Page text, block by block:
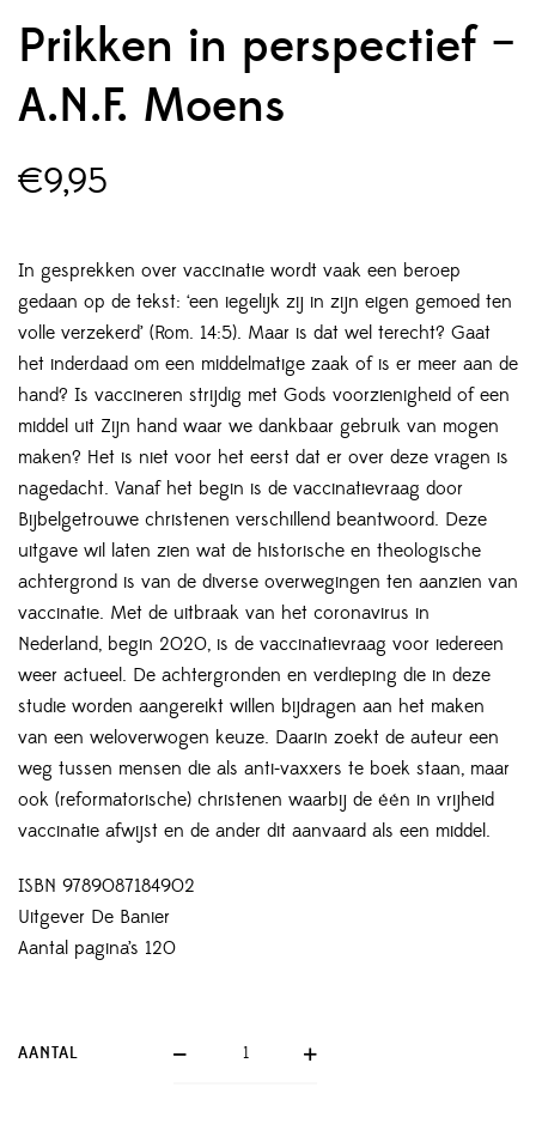
Prikken in perspectief –
A.N.F. Moens
€9,95
In gesprekken over vaccinatie wordt vaak een beroep
gedaan op de tekst: ‘een iegelijk zij in zijn eigen gemoed ten
volle verzekerd’ (Rom. 14:5). Maar is dat wel terecht? Gaat
het inderdaad om een middelmatige zaak of is er meer aan de
hand? Is vaccineren strijdig met Gods voorzienigheid of een
middel uit Zijn hand waar we dankbaar gebruik van mogen
maken? Het is niet voor het eerst dat er over deze vragen is
nagedacht. Vanaf het begin is de vaccinatievraag door
Bijbelgetrouwe christenen verschillend beantwoord. Deze
uitgave wil laten zien wat de historische en theologische
achtergrond is van de diverse overwegingen ten aanzien van
vaccinatie. Met de uitbraak van het coronavirus in
Nederland, begin 2020, is de vaccinatievraag voor iedereen
weer actueel. De achtergronden en verdieping die in deze
studie worden aangereikt willen bijdragen aan het maken
van een weloverwogen keuze. Daarin zoekt de auteur een
weg tussen mensen die als anti-vaxxers te boek staan, maar
ook (reformatorische) christenen waarbij de één in vrijheid
vaccinatie afwijst en de ander dit aanvaard als een middel.
ISBN 9789087184902
Uitgever De Banier
Aantal pagina’s 120
AANTAL